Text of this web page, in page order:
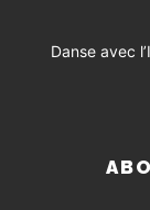
Danse avec